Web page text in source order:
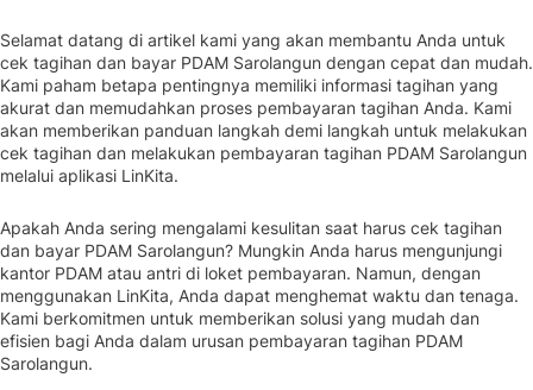
Selamat datang di artikel kami yang akan membantu Anda untuk
cek tagihan dan bayar PDAM Sarolangun dengan cepat dan mudah.
Kami paham betapa pentingnya memiliki informasi tagihan yang
akurat dan memudahkan proses pembayaran tagihan Anda. Kami
akan memberikan panduan langkah demi langkah untuk melakukan
cek tagihan dan melakukan pembayaran tagihan PDAM Sarolangun
melalui aplikasi LinKita.
Apakah Anda sering mengalami kesulitan saat harus cek tagihan
dan bayar PDAM Sarolangun? Mungkin Anda harus mengunjungi
kantor PDAM atau antri di loket pembayaran. Namun, dengan
menggunakan LinKita, Anda dapat menghemat waktu dan tenaga.
Kami berkomitmen untuk memberikan solusi yang mudah dan
efisien bagi Anda dalam urusan pembayaran tagihan PDAM
Sarolangun.